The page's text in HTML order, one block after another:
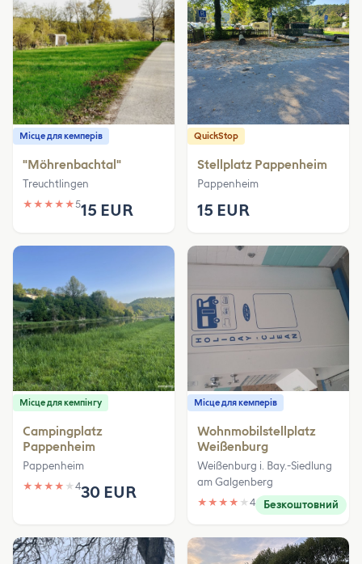
Місце для кемперів
"Möhrenbachtal"
Treuchtlingen
★ ★ ★ ★ ★515 EUR
QuickStop
Stellplatz Pappenheim
Pappenheim
15 EUR
Місце для кемпінгу
Campingplatz
Pappenheim
Pappenheim
★ ★ ★ ★ ★ 430 EUR
Місце для кемперів
Wohnmobilstellplatz
Weißenburg
Weißenburg i. Bay.-Siedlung
am Galgenberg
★ ★ ★ ★ ★ 4 Безкоштовний